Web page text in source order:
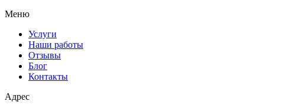
Меню
Услуги
Наши работы
Отзывы
Блог
Контакты
Адрес